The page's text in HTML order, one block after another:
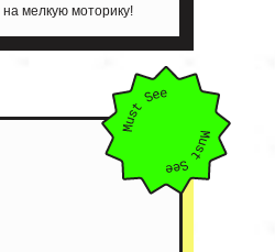
на мелкую моторику!